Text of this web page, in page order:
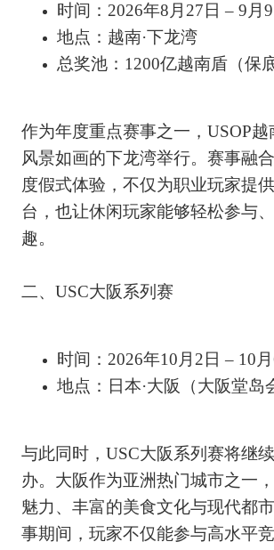
时间：2026年8月27日 – 9月9
地点：越南·下龙湾
总奖池：1200亿越南盾（保底
作为年度重点赛事之一，USOP
风景如画的下龙湾举行。赛事融
度假式体验，不仅为职业玩家提
台，也让休闲玩家能够轻松参与
趣。
二、USC大阪系列赛
时间：2026年10月2日 – 10月
地点：日本·大阪（大阪堂岛
与此同时，USC大阪系列赛将继
办。大阪作为亚洲热门城市之一
魅力、丰富的美食文化与现代都
事期间，玩家不仅能参与高水平